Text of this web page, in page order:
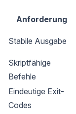
Anforderung
Stabile Ausgabe
Skriptfähige
Befehle
Eindeutige Exit-
Codes